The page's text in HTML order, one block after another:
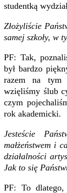
studentką
Złożyliście
samej szkoły, w
PF: Tak,
był bardzo
razem na tym
wzięliśmy ślub
czym
rok akademicki.
Jesteście
małżeństwem i
działalności
Jak to się
PF: To dlatego,